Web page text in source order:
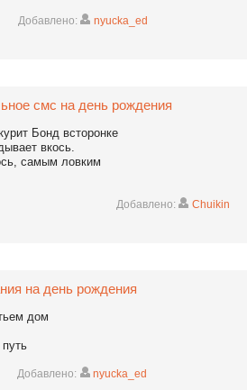
Добавлено: nyucka_ed
смс на день рождения
Бонд всторонке
вкось.
самым ловким
Добавлено: Chuikin
на день рождения
дом
Добавлено: nyucka_ed